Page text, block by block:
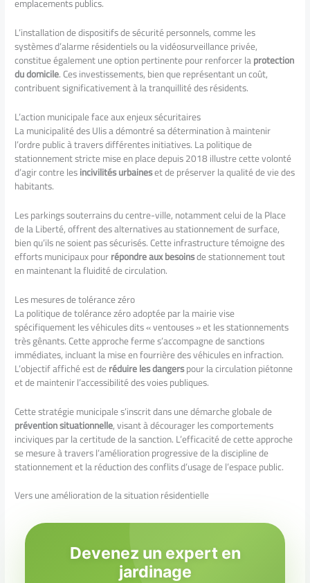
L’installation de dispositifs de sécurité personnels, comme les
systèmes d’alarme résidentiels ou la vidéosurveillance privée,
constitue également une option pertinente pour renforcer laprotection
du domicile. Ces investissements, bien que représentant un coût,
contribuent significativement à la tranquillité des résidents.
L’action municipale face aux enjeux sécuritaires
La municipalité des Ulis a démontré sa détermination à maintenir
l’ordre public à travers différentes initiatives. La politique de
stationnement stricte mise en place depuis 2018 illustre cette volonté
d’agir contre lesincivilités urbaineset de préserver la qualité de vie des
habitants.
Les parkings souterrains du centre-ville, notamment celui de la Place
de la Liberté, offrent des alternatives au stationnement de surface,
bien qu’ils ne soient pas sécurisés. Cette infrastructure témoigne des
efforts municipaux pourrépondre aux besoinsde stationnement tout
en maintenant la fluidité de circulation.
Les mesures de tolérance zéro
La politique de tolérance zéro adoptée par la mairie vise
spécifiquement les véhicules dits « ventouses » et les stationnements
très gênants. Cette approche ferme s’accompagne de sanctions
immédiates, incluant la mise en fourrière des véhicules en infraction.
L’objectif affiché est deréduire les dangerspour la circulation piétonne
et de maintenir l’accessibilité des voies publiques.
Cette stratégie municipale s’inscrit dans une démarche globale de
prévention situationnelle, visant à décourager les comportements
inciviques par la certitude de la sanction. L’efficacité de cette approche
se mesure à travers l’amélioration progressive de la discipline de
stationnement et la réduction des conflits d’usage de l’espace public.
Vers une amélioration de la situation résidentielle
Devenez un expert en
jardinage